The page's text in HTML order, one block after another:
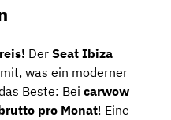
Der Seat Ibiza
was ein moderner
Beste: Bei carwow
pro Monat! Eine